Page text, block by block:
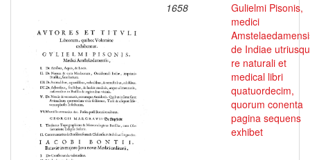
1658
Gulielmi Pisonis,
medici
de Indiae
re naturali et
medical libri
quatuordecim,
quorum conenta
pagina sequens
exhibet